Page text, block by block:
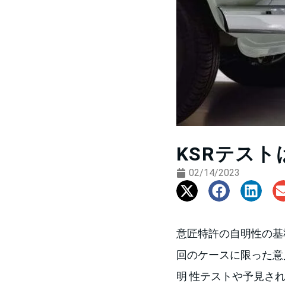
KSRテスト
02/14/2023
意匠特許の自明性の
回のケースに限った
明 性テストや予見さ